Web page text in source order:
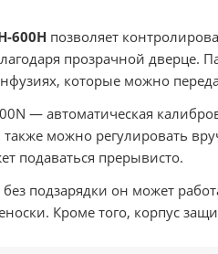
600Н позволяет
прозрачной дверце.
которые можно
— автоматическая
также можно регулировать
подаваться прерывисто.
подзарядки он может
Кроме того, корпус